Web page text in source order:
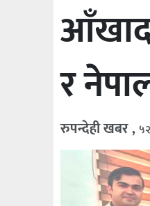
र
रुपन्देही खबर ,